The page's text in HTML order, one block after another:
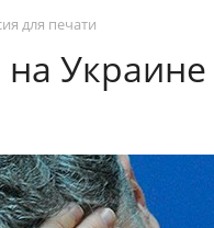
для печати